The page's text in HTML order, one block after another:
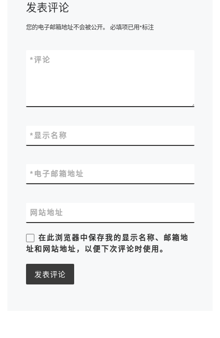
发表评论
您的电子邮箱地址不会被公开。 必填项已用*标注
评论
*
显示名称
*
电子邮箱地址
*
网站地址
在此浏览器中保存我的显示名称、邮箱地
址和网站地址，以便下次评论时使用。